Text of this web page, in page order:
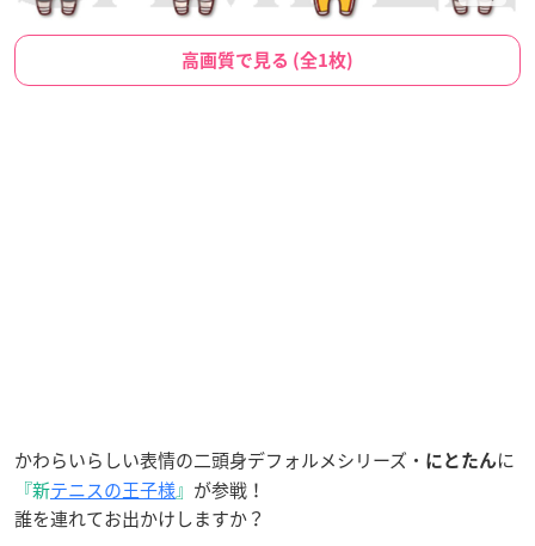
高画質で見る (全1枚)
かわらいらしい表情の二頭身デフォルメシリーズ・ にとたんに
『新テニスの王子様』 が参戦！
誰を連れてお出かけしますか？